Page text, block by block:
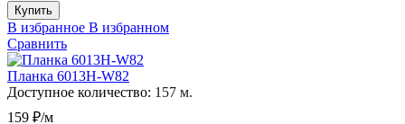
Купить
В избранное В избранном
Сравнить
Планка 6013H-W82
Доступное количество: 157 м.
159 ₽/м